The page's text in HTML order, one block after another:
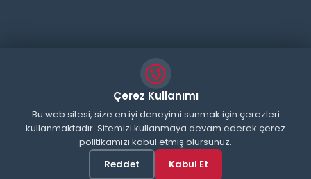
Çerez Kullanımı
Bu web sitesi, size en iyi deneyimi sunmak için çerezleri
kullanmaktadır. Sitemizi kullanmaya devam ederek çerez
politikamızı kabul etmiş olursunuz.
Reddet
Kabul Et
// Side Widget Resim Fix (Dosya önbelleğini aşmak için
inline ekliyoruz) function suhut_widget_image_fix() {
echo ''; } add_action('wp_head',
'suhut_widget_image_fix'); // JavaScript ile sticky
header'ı engelle function remove_sticky_header_js() {